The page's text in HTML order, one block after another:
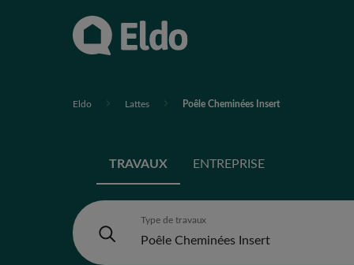
Eldo Lattes Poêle Cheminées Insert
TRAVAUX ENTREPRISE
Type de travaux